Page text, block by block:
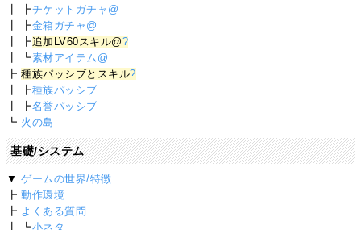
┃ ┣チケットガチャ@
┃ ┣金箱ガチャ@
┃ ┣追加LV60スキル@?
┃ ┗素材アイテム@
┣種族パッシブとスキル?
┃ ┣種族パッシブ
┃ ┣名誉パッシブ
┗ 火の島
基礎/システム
▼ゲームの世界/特徴
┣動作環境
┣ よくある質問
┃ ┗小ネタ